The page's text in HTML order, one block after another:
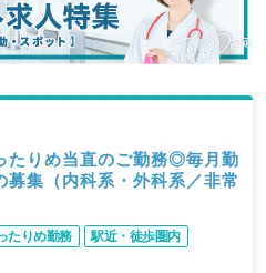
たりめ当直のご勤務◎毎月勤
集（内科系・外科系／非常
たりめ勤務
駅近・徒歩圏内